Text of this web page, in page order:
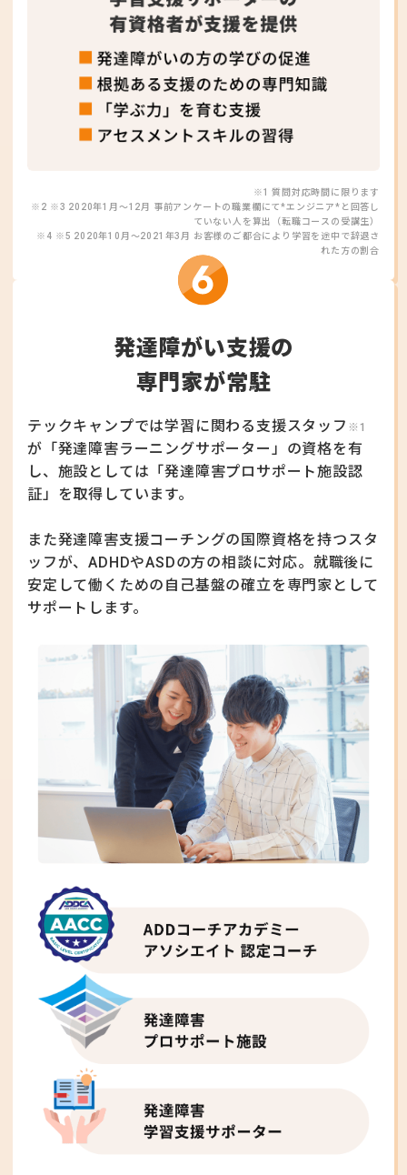
※1 質問対応時間に限ります
※2 ※3 2020年1月〜12月 事前アンケートの職業欄にて*エンジニア*と回答し
ていない人を算出（転職コースの受講生）
※4 ※5 2020年10月〜2021年3月 お客様のご都合により学習を途中で辞退さ
れた方の割合
発達障がい支援の
専門家が常駐
テックキャンプでは学習に関わる支援スタッフ ※1
が 「発達障害ラーニングサポーター」の資格を有
し、 施設としては「発達障害プロサポート施設認
証」を取得しています。
また発達障害支援コーチングの国際資格を持つスタ
ッフが、ADHDやASDの方の相談に対応。 就職後に
安定して働くための自己基盤の確立を専門家として
サポートします。